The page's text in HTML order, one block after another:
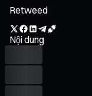
Retweed
Nội dung